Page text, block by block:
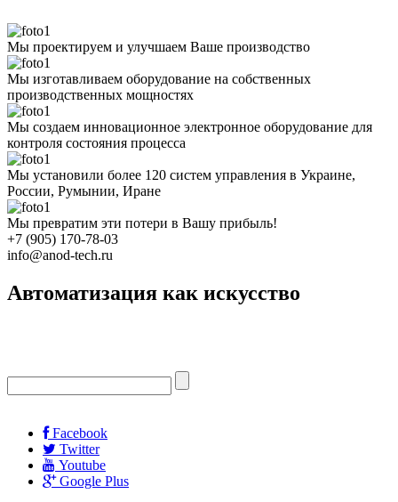
Мы проектируем и улучшаем Ваше производство
Мы изготавливаем оборудование на собственных
производственных мощностях
Мы создаем инновационное электронное оборудование для
контроля состояния процесса
Мы установили более 120 систем управления в Украине,
России, Румынии, Иране
Мы превратим эти потери в Вашу прибыль!
+7 (905) 170-78-03
info@anod-tech.ru
Автоматизация как искусство
Facebook
Twitter
Youtube
Google Plus